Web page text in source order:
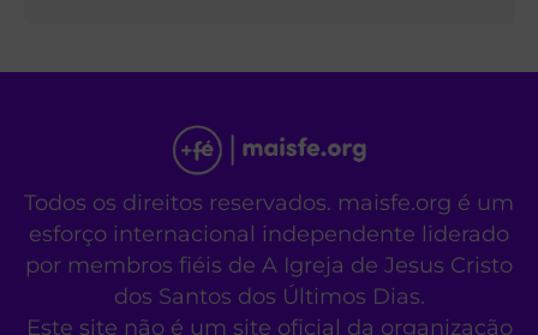
Todos os direitos reservados. maisfe.org é um
esforço internacional independente liderado
por membros fiéis de A Igreja de Jesus Cristo
dos Santos dos Últimos Dias.
Este site não é um site oficial da organização